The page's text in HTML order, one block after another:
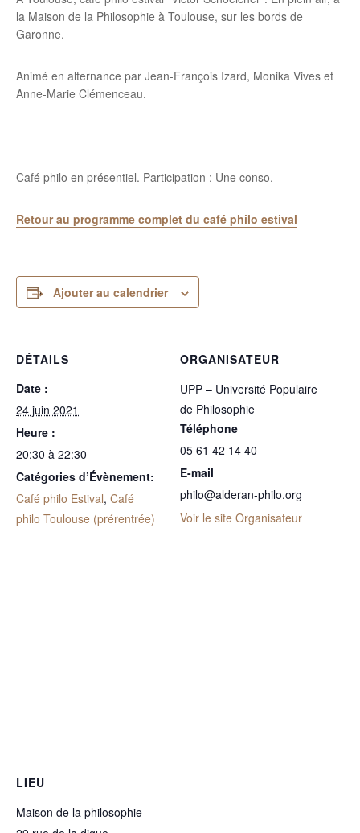
la Maison de la Philosophie à Toulouse, sur les bords de
Garonne.
Animé en alternance par Jean-François Izard, Monika Vives et
Anne-Marie Clémenceau.
Café philo en présentiel. Participation : Une conso.
Retour au programme complet du café philo estival
Ajouter au calendrier
DÉTAILS
Date :
24 juin 2021
Heure :
20:30 à 22:30
Catégories d’Évènement:
Café philo Estival, Café
philo Toulouse (prérentrée)
ORGANISATEUR
UPP – Université Populaire
de Philosophie
Téléphone
05 61 42 14 40
E-mail
philo@alderan-philo.org
Voir le site Organisateur
LIEU
Maison de la philosophie